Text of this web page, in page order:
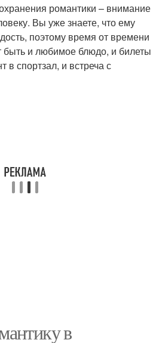
романтики – внимание
Вы уже знаете, что ему
поэтому время от времени
быть и любимое блюдо, и билеты
в спортзал, и встреча с
в